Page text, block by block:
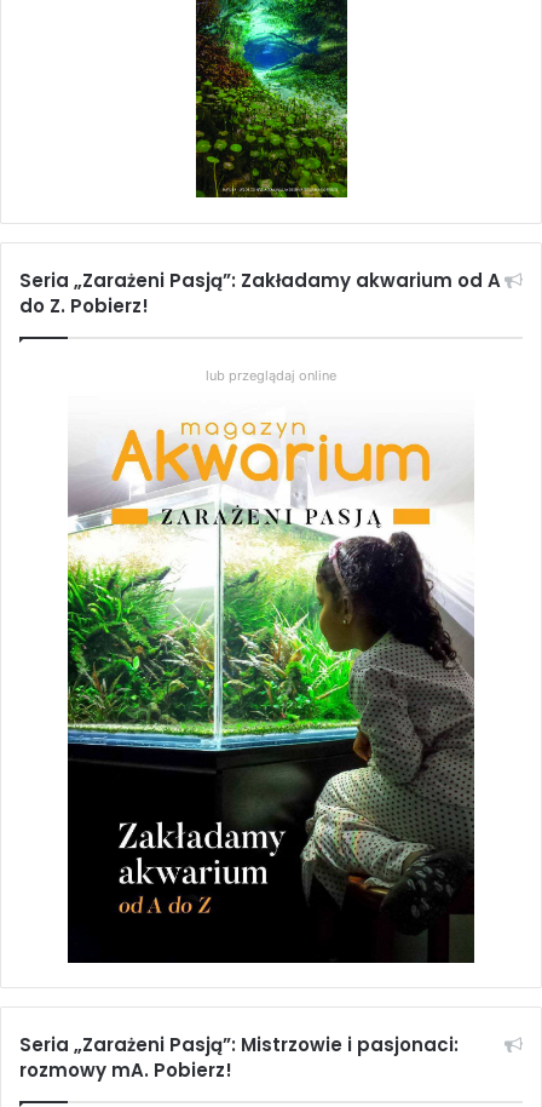
Seria „Zarażeni Pasją”: Zakładamy akwarium od A
do Z. Pobierz!
lub przeglądaj online
Seria „Zarażeni Pasją”: Mistrzowie i pasjonaci:
rozmowy mA. Pobierz!